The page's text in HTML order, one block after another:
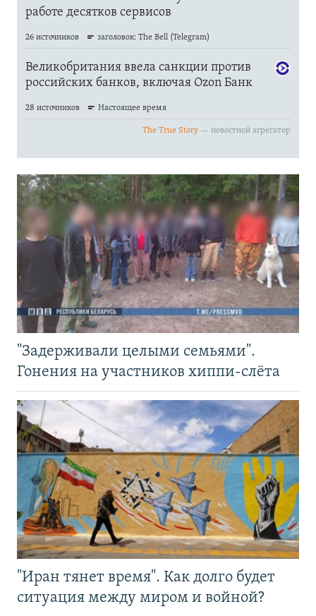
"Задерживали целыми семьями".
Гонения на участников хиппи-слёта
"Иран тянет время". Как долго будет
ситуация между миром и войной?